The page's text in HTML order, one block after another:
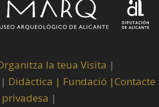
la teua Visita |
| Didàctica | Fundació |Contacte
|